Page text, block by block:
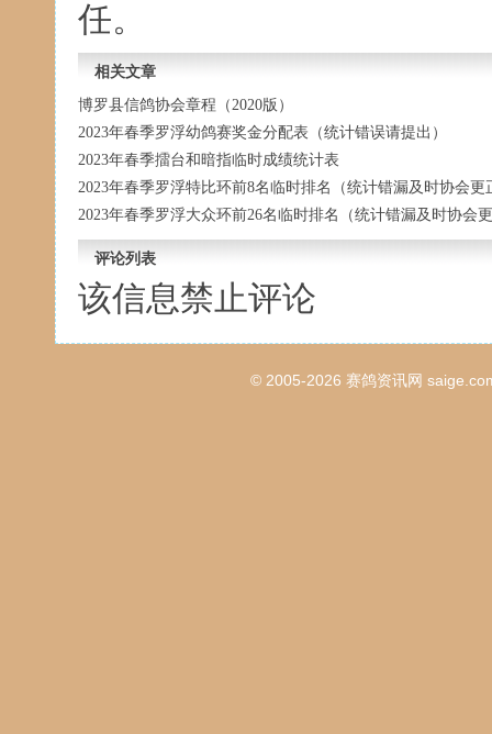
任。
相关文章
博罗县信鸽协会章程（2020版）
2023年春季罗浮幼鸽赛奖金分配表（统计错误请提出）
2023年春季擂台和暗指临时成绩统计表
2023年春季罗浮特比环前8名临时排名（统计错漏及时协会更
2023年春季罗浮大众环前26名临时排名（统计错漏及时协会
评论列表
该信息禁止评论
© 2005-2026 赛鸽资讯网